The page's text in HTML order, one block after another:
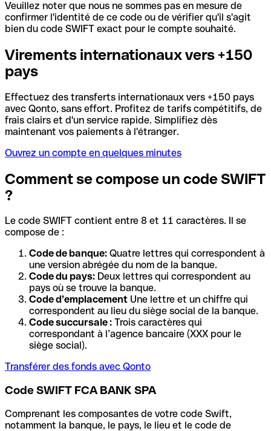
Veuillez noter que nous ne sommes pas en mesure de
confirmer l'identité de ce code ou de vérifier qu'il s'agit
bien du code SWIFT exact pour le compte souhaité.
Virements internationaux vers +150
pays
Effectuez des transferts internationaux vers +150 pays
avec Qonto, sans effort. Profitez de tarifs compétitifs, de
frais clairs et d'un service rapide. Simplifiez dès
maintenant vos paiements à l'étranger.
Ouvrez un compte en quelques minutes
Comment se compose un code SWIFT
?
Le code SWIFT contient entre 8 et 11 caractères. Il se
compose de :
Code de banque: Quatre lettres qui correspondent à
une version abrégée du nom de la banque.
Code du pays: Deux lettres qui correspondent au
pays où se trouve la banque.
Code d’emplacement Une lettre et un chiffre qui
correspondent au lieu du siège social de la banque.
Code succursale : Trois caractères qui
correspondant à l’agence bancaire (XXX pour le
siège social).
Transférer des fonds avec Qonto
Code SWIFT FCA BANK SPA
Comprenant les composantes de votre code Swift,
notamment la banque, le pays, le lieu et le code de